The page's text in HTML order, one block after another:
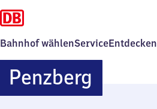
Bahnhof wählenServiceEntdecken
Penzberg